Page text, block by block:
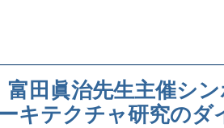
富田眞治先生主催シ
キテクチャ研究の